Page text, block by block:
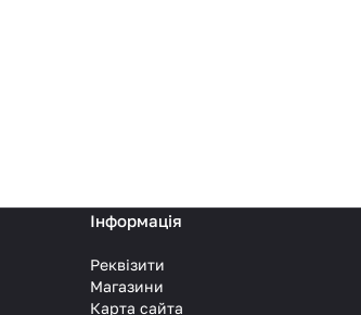
Інформація
Реквізити
Магазини
Карта сайта